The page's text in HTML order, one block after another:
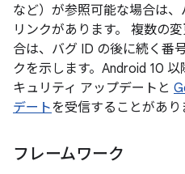
など）が参照可能な場合は
リンクがあります。 複数の
合は、バグ ID の後に続く番
クを示します。Android 10
キュリティ アップデートと
デートを受信することがあり
フレームワーク